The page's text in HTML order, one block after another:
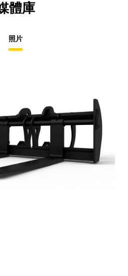
體庫
照片